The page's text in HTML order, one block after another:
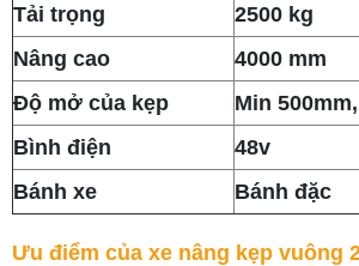
Tải trọng
2500 kg
Nâng cao
4000 mm
Độ mở của kẹp
Min
Bình điện
48v
Bánh xe
Bánh đặc
Ưu điểm của xe nâng kẹp vuông